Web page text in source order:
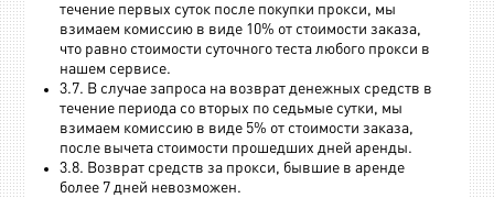
течение первых суток после покупки прокси, мы
взимаем комиссию в виде 10% от стоимости заказа,
что равно стоимости суточного теста любого прокси в
нашем сервисе.
3.7. В случае запроса на возврат денежных средств в
течение периода со вторых по седьмые сутки, мы
взимаем комиссию в виде 5% от стоимости заказа,
после вычета стоимости прошедших дней аренды.
3.8. Возврат средств за прокси, бывшие в аренде
более 7 дней невозможен.